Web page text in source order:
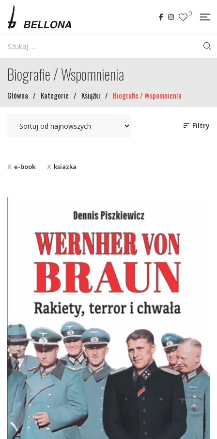
0
Biografie / Wspomnienia
Główna / Kategorie / Książki / Biografie / Wspomnienia
Filtry
e-book ksiazka